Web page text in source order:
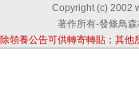
Copyright (c) 2002
著作所有-發條鳥
除領養公告可供轉寄轉貼；其